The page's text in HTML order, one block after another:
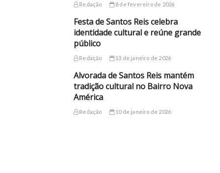
Redação 8 de fevereiro de 2026
Festa de Santos Reis celebra
identidade cultural e reúne grande
público
Redação 13 de janeiro de 2026
Alvorada de Santos Reis mantém
tradição cultural no Bairro Nova
América
Redação 10 de janeiro de 2026